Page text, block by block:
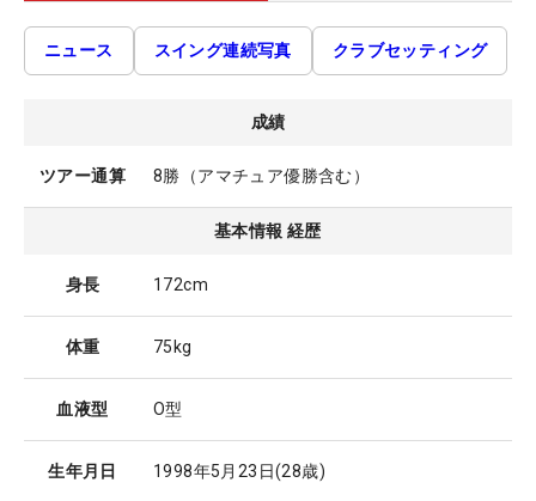
ニュース スイング連続写真 クラブセッティング
成績
ツアー通算 8勝（アマチュア優勝含む）
基本情報 経歴
身長 172cm
体重 75kg
血液型 O型
生年月日 1998年5月23日(28歳)